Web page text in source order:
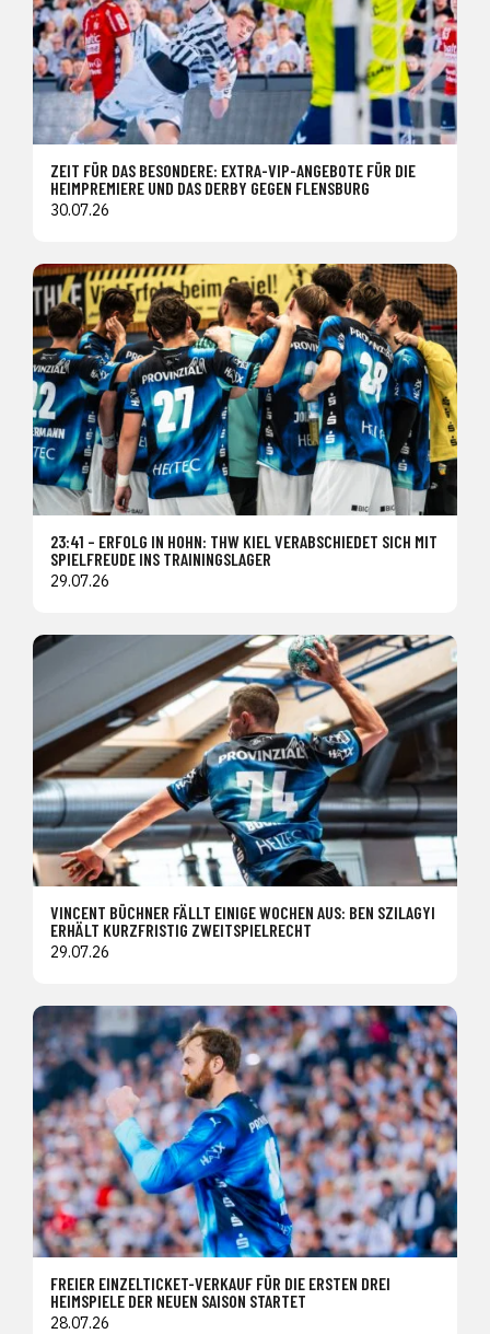
ZEIT FÜR DAS BESONDERE: EXTRA-VIP-ANGEBOTE FÜR DIE
HEIMPREMIERE UND DAS DERBY GEGEN FLENSBURG
30.07.26
23:41 – ERFOLG IN HOHN: THW KIEL VERABSCHIEDET SICH MIT
SPIELFREUDE INS TRAININGSLAGER
29.07.26
VINCENT BÜCHNER FÄLLT EINIGE WOCHEN AUS: BEN SZILAGYI
ERHÄLT KURZFRISTIG ZWEITSPIELRECHT
29.07.26
FREIER EINZELTICKET-VERKAUF FÜR DIE ERSTEN DREI
HEIMSPIELE DER NEUEN SAISON STARTET
28.07.26